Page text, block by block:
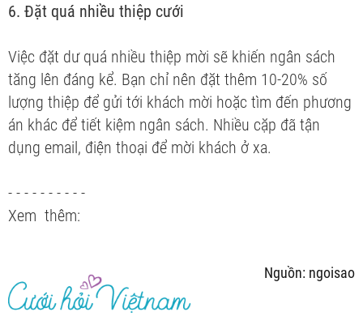
6. Đặt quá nhiều thiệp cưới
Việc đặt dư quá nhiều thiệp mời sẽ khiến ngân sách
tăng lên đáng kể. Bạn chỉ nên đặt thêm 10-20% số
lượng thiệp để gửi tới khách mời hoặc tìm đến phương
án khác để tiết kiệm ngân sách. Nhiều cặp đã tận
dụng email, điện thoại để mời khách ở xa.
- - - - - - - - - -
Xem thêm:
Nguồn: ngoisao